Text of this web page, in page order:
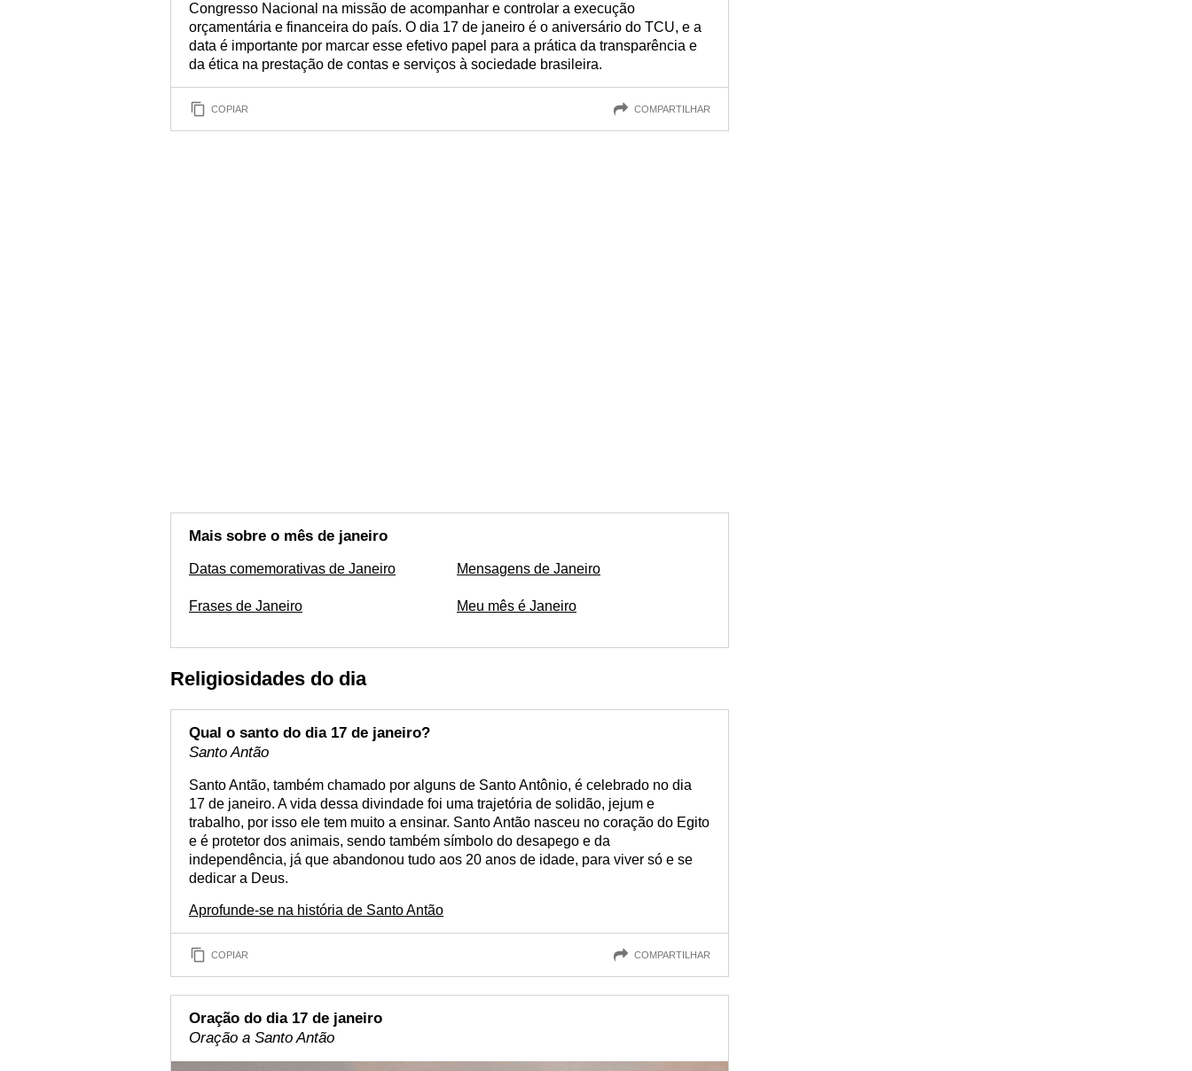
Congresso Nacional na missão de acompanhar e controlar a execução
orçamentária e financeira do país. O dia 17 de janeiro é o aniversário do TCU, e a
data é importante por marcar esse efetivo papel para a prática da transparência e
da ética na prestação de contas e serviços à sociedade brasileira.
COPIAR COMPARTILHAR
Mais sobre o mês de janeiro
Datas comemorativas de Janeiro
Frases de Janeiro
Mensagens de Janeiro
Meu mês é Janeiro
Religiosidades do dia
Qual o santo do dia 17 de janeiro?
Santo Antão
Santo Antão, também chamado por alguns de Santo Antônio, é celebrado no dia
17 de janeiro. A vida dessa divindade foi uma trajetória de solidão, jejum e
trabalho, por isso ele tem muito a ensinar. Santo Antão nasceu no coração do Egito
e é protetor dos animais, sendo também símbolo do desapego e da
independência, já que abandonou tudo aos 20 anos de idade, para viver só e se
dedicar a Deus.
Aprofunde-se na história de Santo Antão
COPIAR COMPARTILHAR
Oração do dia 17 de janeiro
Oração a Santo Antão